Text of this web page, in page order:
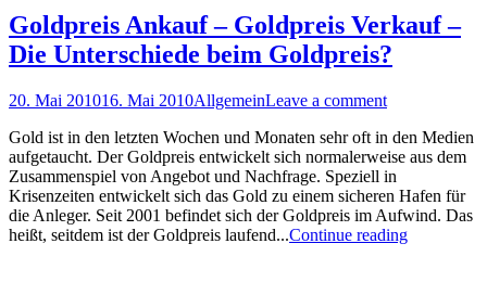
Goldpreis Ankauf – Goldpreis Verkauf –
Die Unterschiede beim Goldpreis?
20. Mai 201016. Mai 2010AllgemeinLeave a comment
Gold ist in den letzten Wochen und Monaten sehr oft in den Medien
aufgetaucht. Der Goldpreis entwickelt sich normalerweise aus dem
Zusammenspiel von Angebot und Nachfrage. Speziell in
Krisenzeiten entwickelt sich das Gold zu einem sicheren Hafen für
die Anleger. Seit 2001 befindet sich der Goldpreis im Aufwind. Das
heißt, seitdem ist der Goldpreis laufend...Continue reading